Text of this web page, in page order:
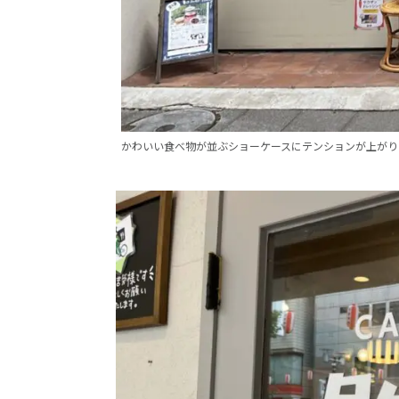
かわいい食べ物が並ぶショーケースにテンションが上が